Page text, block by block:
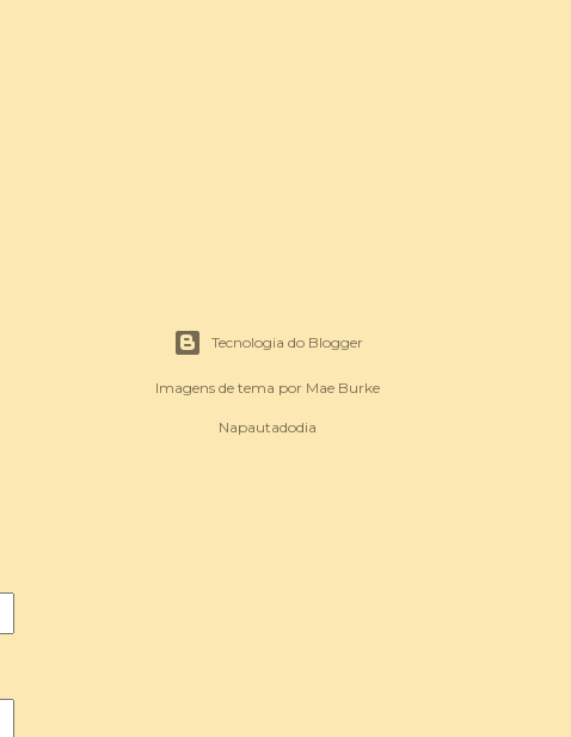
Tecnologia do Blogger
Imagens de tema por Mae Burke
Napautadodia